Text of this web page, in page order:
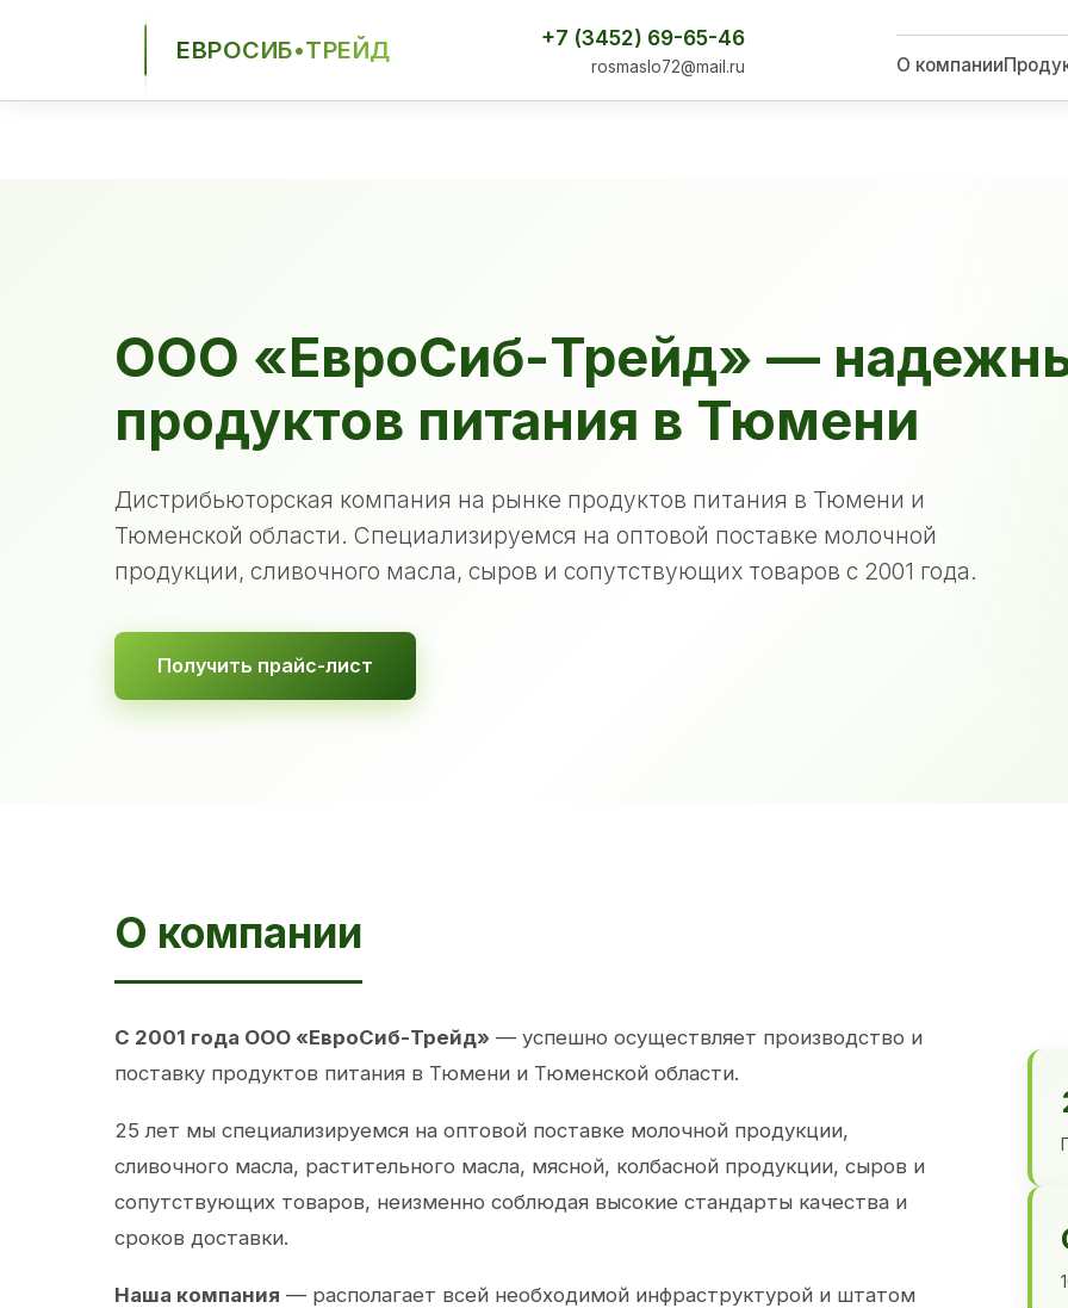
ЕВРОСИБ•ТРЕЙД +7 (3452) 69-65-46
rosmaslo72@mail.ru О компании
ООО «ЕвроСиб-Трейд» —
продуктов питания в Тюмени
Дистрибьюторская компания на рынке продуктов питания в Тюмени и
Тюменской области. Специализируемся на оптовой поставке молочной
продукции, сливочного масла, сыров и сопутствующих товаров с 2001 года.
Получить прайс-лист
О компании
С 2001 года ООО «ЕвроСиб-Трейд» — успешно осуществляет производство и
поставку продуктов питания в Тюмени и Тюменской области.
25 лет мы специализируемся на оптовой поставке молочной продукции,
сливочного масла, растительного масла, мясной, колбасной продукции, сыров и
сопутствующих товаров, неизменно соблюдая высокие стандарты качества и
сроков доставки.
Наша компания — располагает всей необходимой инфраструктурой и штатом